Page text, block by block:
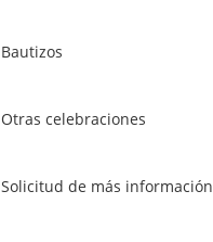
Bautizos
Otras celebraciones
Solicitud de más información